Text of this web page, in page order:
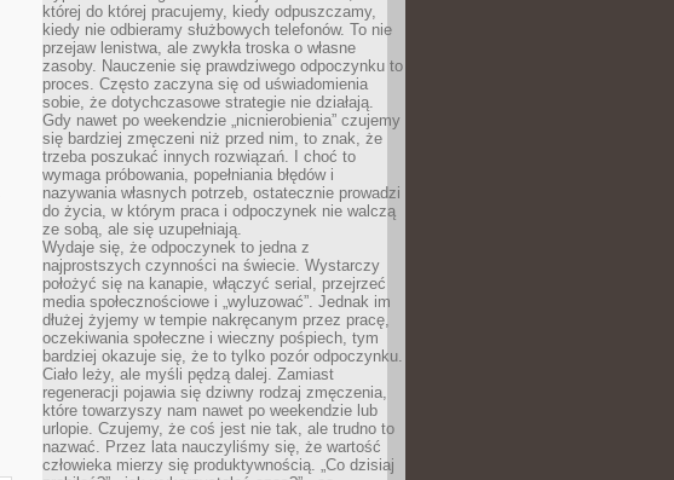
której do której pracujemy, kiedy odpuszczamy,
kiedy nie odbieramy służbowych telefonów. To nie
przejaw lenistwa, ale zwykła troska o własne
zasoby. Nauczenie się prawdziwego odpoczynku to
proces. Często zaczyna się od uświadomienia
sobie, że dotychczasowe strategie nie działają.
Gdy nawet po weekendzie „nicnierobienia” czujemy
się bardziej zmęczeni niż przed nim, to znak, że
trzeba poszukać innych rozwiązań. I choć to
wymaga próbowania, popełniania błędów i
nazywania własnych potrzeb, ostatecznie prowadzi
do życia, w którym praca i odpoczynek nie walczą
ze sobą, ale się uzupełniają.
Wydaje się, że odpoczynek to jedna z
najprostszych czynności na świecie. Wystarczy
położyć się na kanapie, włączyć serial, przejrzeć
media społecznościowe i „wyluzować”. Jednak im
dłużej żyjemy w tempie nakręcanym przez pracę,
oczekiwania społeczne i wieczny pośpiech, tym
bardziej okazuje się, że to tylko pozór odpoczynku.
Ciało leży, ale myśli pędzą dalej. Zamiast
regeneracji pojawia się dziwny rodzaj zmęczenia,
które towarzyszy nam nawet po weekendzie lub
urlopie. Czujemy, że coś jest nie tak, ale trudno to
nazwać. Przez lata nauczyliśmy się, że wartość
człowieka mierzy się produktywnością. „Co dzisiaj